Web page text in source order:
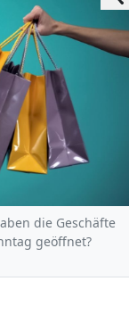
die Geschäfte
geöffnet?